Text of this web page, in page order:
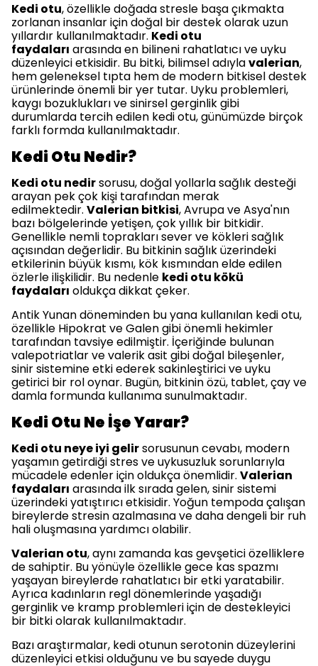
Kedi otu, özellikle doğada stresle başa çıkmakta
zorlanan insanlar için doğal bir destek olarak uzun
yıllardır kullanılmaktadır. Kedi otu
faydaları arasında en bilineni rahatlatıcı ve uyku
düzenleyici etkisidir. Bu bitki, bilimsel adıylavalerian,
hem geleneksel tıpta hem de modern bitkisel destek
ürünlerinde önemli bir yer tutar. Uyku problemleri,
kaygı bozuklukları ve sinirsel gerginlik gibi
durumlarda tercih edilen kedi otu, günümüzde birçok
farklı formda kullanılmaktadır.
Kedi Otu Nedir?
Kedi otu nedirsorusu, doğal yollarla sağlık desteği
arayan pek çok kişi tarafından merak
edilmektedir. Valerian bitkisi, Avrupa ve Asya'nın
bazı bölgelerinde yetişen, çok yıllık bir bitkidir.
Genellikle nemli toprakları sever ve kökleri sağlık
açısından değerlidir. Bu bitkinin sağlık üzerindeki
etkilerinin büyük kısmı, kök kısmından elde edilen
özlerle ilişkilidir. Bu nedenle kedi otu kökü
faydaları oldukça dikkat çeker.
Antik Yunan döneminden bu yana kullanılan kedi otu,
özellikle Hipokrat ve Galen gibi önemli hekimler
tarafından tavsiye edilmiştir. İçeriğinde bulunan
valepotriatlar ve valerik asit gibi doğal bileşenler,
sinir sistemine etki ederek sakinleştirici ve uyku
getirici bir rol oynar. Bugün, bitkinin özü, tablet, çay ve
damla formunda kullanıma sunulmaktadır.
Kedi Otu Ne İşe Yarar?
Kedi otu neye iyi gelirsorusunun cevabı, modern
yaşamın getirdiği stres ve uykusuzluk sorunlarıyla
mücadele edenler için oldukça önemlidir. Valerian
faydaları arasında ilk sırada gelen, sinir sistemi
üzerindeki yatıştırıcı etkisidir. Yoğun tempoda çalışan
bireylerde stresin azalmasına ve daha dengeli bir ruh
hali oluşmasına yardımcı olabilir.
Valerian otu, aynı zamanda kas gevşetici özelliklere
de sahiptir. Bu yönüyle özellikle gece kas spazmı
yaşayan bireylerde rahatlatıcı bir etki yaratabilir.
Ayrıca kadınların regl dönemlerinde yaşadığı
gerginlik ve kramp problemleri için de destekleyici
bir bitki olarak kullanılmaktadır.
Bazı araştırmalar, kedi otunun serotonin düzeylerini
düzenleyici etkisi olduğunu ve bu sayede duygu